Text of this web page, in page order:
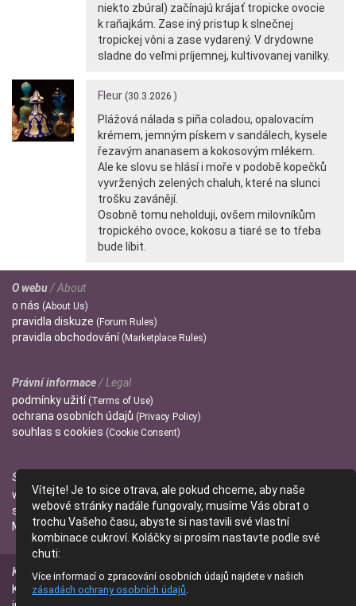
niekto zbúral) začínajú krájať tropicke ovocie
k raňajkám. Zase iný pristup k slnečnej
tropickej vôni a zase vydarený. V drydowne
sladne do veľmi príjemnej, kultivovanej vanilky.
Fleur (30.3.2026 )
Plážová nálada s piña coladou, opalovacím
krémem, jemným pískem v sandálech, kysele
řezavým ananasem a kokosovým mlékem.
Ale ke slovu se hlásí i moře v podobě kopečků
vyvržených zelených chaluh, které na slunci
trošku zavánějí.
Osobně tomu neholduji, ovšem milovníkům
tropického ovoce, kokosu a tiaré se to třeba
bude líbit.
O webu/ About
o nás (About Us)
pravidla diskuze (Forum Rules)
pravidla obchodování (Marketplace Rules)
Právní informace/ Legal
podmínkyužití (Terms of Use)
ochrana osobních údajů (Privacy Policy)
souhlas s cookies (Cookie Consent)
Správci
wendulka
slniecko
Mitzi
Kontakt / Contact
Kontaktujte nás(Contact Us)
Vítejte! Je to sice otrava, ale pokud chceme, aby naše
webové stránky nadále fungovaly, musíme Vás obrat o
trochu Vašeho času, abyste si nastavili své vlastní
kombinace cukroví. Koláčky si prosím nastavte podle své
chuti:
Více informací o zpracování osobních údajů najdete v našich
zásadách ochrany osobních údajů.